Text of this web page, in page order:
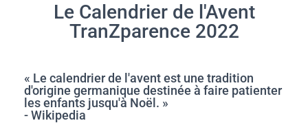
Le Calendrier de l'Avent
TranZparence 2022
« Le calendrier de l'avent est une tradition
d'origine germanique destinée à faire patienter
les enfants jusqu'à Noël. »
- Wikipedia